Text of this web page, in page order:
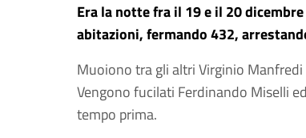
Era la notte fra il 19 e il 20
abitazioni, fermando 432,
Muoiono tra gli altri Virginio
Vengono fucilati Ferdinando Miselli
tempo prima.